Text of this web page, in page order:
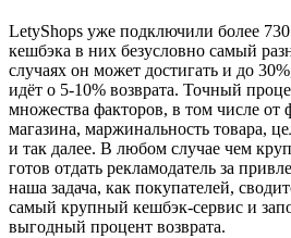
LetyShops уже подключили более
кешбэка в них безусловно самый
случаях он может достигать и до
идёт о 5-10% возврата. Точный
множества факторов, в том числе от
магазина, маржинальность товара,
и так далее. В любом случае чем
готов отдать рекламодатель за
наша задача, как покупателей,
самый крупный кешбэк-сервис и
выгодный процент возврата.